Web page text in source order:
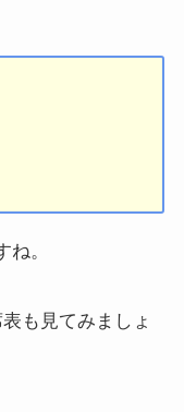
。
も見てみましょ